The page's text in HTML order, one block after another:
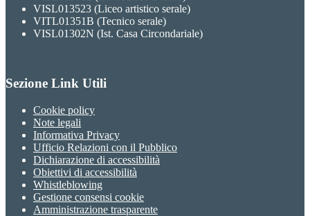
VISL013523 (Liceo artistico serale)
VITL01351B (Tecnico serale)
VISL01302N (Ist. Casa Circondariale)
Sezione Link Utili
Cookie policy
Note legali
Informativa Privacy
Ufficio Relazioni con il Pubblico
Dichiarazione di accessibilità
Obiettivi di accessibilità
Whistleblowing
Gestione consensi cookie
Amministrazione trasparente